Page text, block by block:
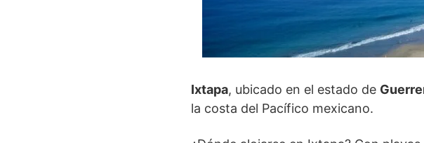
Ixtapa, ubicado en el estado de
la costa del Pacífico mexicano.